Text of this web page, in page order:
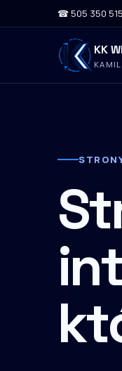
☎ 505 350 515
KK